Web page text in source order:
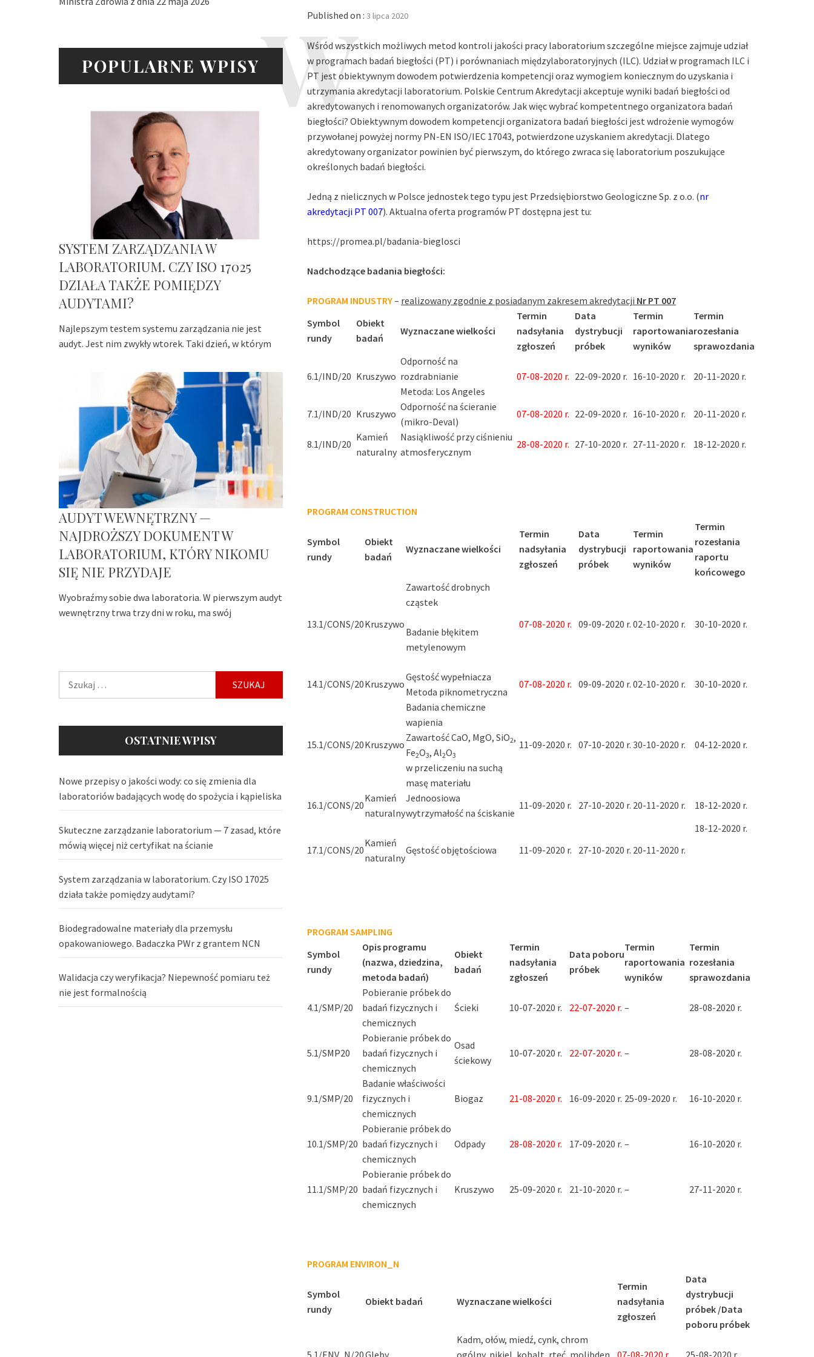
Published on :3 lipca 2020
Wśród wszystkich możliwych metod kontroli jakości pracy laboratorium szczególne miejsce zajmuje udział
w programach badań biegłości (PT) i porównaniach międzylaboratoryjnych (ILC). Udział w programach ILC i
PT jest obiektywnym dowodem potwierdzenia kompetencji oraz wymogiem koniecznym do uzyskania i
utrzymania akredytacji laboratorium. Polskie Centrum Akredytacji akceptuje wyniki badań biegłości od
akredytowanych i renomowanych organizatorów. Jak więc wybrać kompetentnego organizatora badań
biegłości? Obiektywnym dowodem kompetencji organizatora badań biegłości jest wdrożenie wymogów
przywołanej powyżej normy PN-EN ISO/IEC 17043, potwierdzone uzyskaniem akredytacji. Dlatego
akredytowany organizator powinien być pierwszym, do którego zwraca się laboratorium poszukujące
określonych badań biegłości.
Jedną z nielicznych w Polsce jednostek tego typu jest Przedsiębiorstwo Geologiczne Sp. z o.o. (nr
akredytacji PT 007). Aktualna oferta programów PT dostępna jest tu:
https://promea.pl/badania-bieglosci
Nadchodzące badania biegłości:
PROGRAM INDUSTRY– realizowany zgodnie z posiadanym zakresem akredytacji Nr PT 007
Symbol
rundy
Obiekt
badań
Wyznaczane wielkości
Termin
nadsyłania
zgłoszeń
Data
dystrybucji
próbek
Termin
raportowania
wyników
Termin
rozesłania
sprawozdania
6.1/IND/20 Kruszywo
Odporność na
rozdrabnianie
Metoda: Los Angeles
07-08-2020 r. 22-09-2020 r. 16-10-2020 r. 20-11-2020 r.
7.1/IND/20 Kruszywo
Odporność na ścieranie
(mikro-Deval)
07-08-2020 r. 22-09-2020 r. 16-10-2020 r. 20-11-2020 r.
8.1/IND/20
Kamień
naturalny
Nasiąkliwość przy ciśnieniu
atmosferycznym
28-08-2020 r. 27-10-2020 r. 27-11-2020 r. 18-12-2020 r.
PROGRAM CONSTRUCTION
Symbol
rundy
Obiekt
badań
Wyznaczane wielkości
Termin
nadsyłania
zgłoszeń
Data
dystrybucji
próbek
Termin
raportowania
wyników
Termin
rozesłania
raportu
końcowego
13.1/CONS/20Kruszywo
Zawartość drobnych
cząstek
Badanie błękitem
metylenowym
07-08-2020 r. 09-09-2020 r. 02-10-2020 r. 30-10-2020 r.
14.1/CONS/20Kruszywo
Gęstość wypełniacza
Metoda piknometryczna
07-08-2020 r. 09-09-2020 r. 02-10-2020 r. 30-10-2020 r.
15.1/CONS/20Kruszywo
Badania chemiczne
wapienia
Zawartość CaO, MgO, SiO2,
Fe2O3, Al2O3
w przeliczeniu na suchą
masę materiału
11-09-2020 r. 07-10-2020 r. 30-10-2020 r. 04-12-2020 r.
16.1/CONS/20
Kamień
naturalny
Jednoosiowa
wytrzymałość na ściskanie
11-09-2020 r. 27-10-2020 r. 20-11-2020 r. 18-12-2020 r.
17.1/CONS/20
Kamień
naturalny
Gęstość objętościowa 11-09-2020 r. 27-10-2020 r. 20-11-2020 r.
18-12-2020 r.
PROGRAM SAMPLING
Symbol
rundy
Opis programu
(nazwa, dziedzina,
metoda badań)
Obiekt
badań
Termin
nadsyłania
zgłoszeń
Data poboru
próbek
Termin
raportowania
wyników
Termin
rozesłania
sprawozdania
4.1/SMP/20
Pobieranie próbek do
badań fizycznych i
chemicznych
Ścieki 10-07-2020 r. 22-07-2020 r. – 28-08-2020 r.
5.1/SMP20
Pobieranie próbek do
badań fizycznych i
chemicznych
Osad
ściekowy
10-07-2020 r. 22-07-2020 r. – 28-08-2020 r.
9.1/SMP/20
Badanie właściwości
fizycznych i
chemicznych
Biogaz 21-08-2020 r. 16-09-2020 r. 25-09-2020 r. 16-10-2020 r.
10.1/SMP/20
Pobieranie próbek do
badań fizycznych i
chemicznych
Odpady 28-08-2020 r. 17-09-2020 r. – 16-10-2020 r.
11.1/SMP/20
Pobieranie próbek do
badań fizycznych i
chemicznych
Kruszywo 25-09-2020 r. 21-10-2020 r. – 27-11-2020 r.
PROGRAM ENVIRON_N
Symbol
rundy
Obiekt badań Wyznaczane wielkości
Termin
nadsyłania
zgłoszeń
Data
dystrybucji
próbek /Data
poboru próbek
Kadm, ołów, miedź, cynk, chrom
POPULARNE WPISY
SYSTEM ZARZĄDZANIA W
LABORATORIUM. CZY ISO 17025
DZIAŁA TAKŻE POMIĘDZY
AUDYTAMI?
Najlepszym testem systemu zarządzania nie jest
audyt. Jest nim zwykły wtorek. Taki dzień, w którym
AUDYT WEWNĘTRZNY —
NAJDROŻSZY DOKUMENT W
LABORATORIUM, KTÓRY NIKOMU
SIĘ NIE PRZYDAJE
Wyobraźmy sobie dwa laboratoria. W pierwszym audyt
wewnętrzny trwa trzy dni w roku, ma swój
OSTATNIE WPISY
Nowe przepisy o jakości wody: co się zmienia dla
laboratoriów badających wodę do spożycia i kąpieliska
Skuteczne zarządzanie laboratorium — 7 zasad, które
mówią więcej niż certyfikat na ścianie
System zarządzania w laboratorium. Czy ISO 17025
działa także pomiędzy audytami?
Biodegradowalne materiały dla przemysłu
opakowaniowego. Badaczka PWr z grantem NCN
Walidacja czy weryfikacja? Niepewność pomiaru też
nie jest formalnością